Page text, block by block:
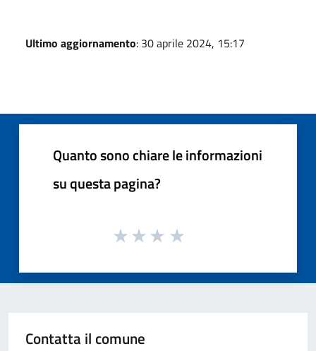
Ultimo aggiornamento: 30 aprile 2024, 15:17
Quanto sono chiare le informazioni
su questa pagina?
Contatta il comune